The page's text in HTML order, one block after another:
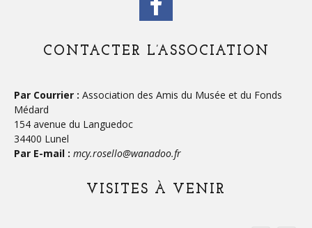
CONTACTER L’ASSOCIATION
Par Courrier : Association des Amis du Musée et du Fonds
Médard
154 avenue du Languedoc
34400 Lunel
Par E-mail : mcy.rosello@wanadoo.fr
VISITES À VENIR